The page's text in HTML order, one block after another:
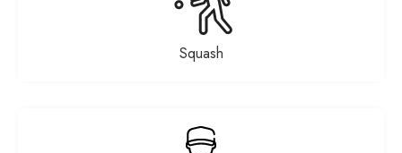
Squash